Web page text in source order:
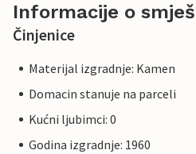
Informacije o
Činjenice
Materijal izgradnje: Kamen
Domacin stanuje na parceli
Kućni ljubimci: 0
Godina izgradnje: 1960